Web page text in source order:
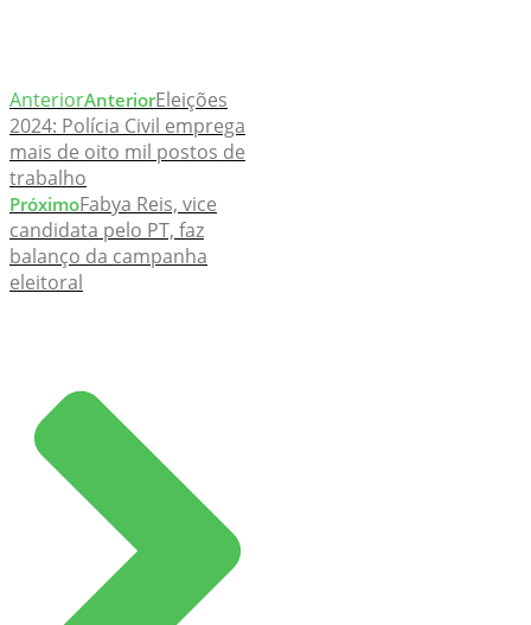
AnteriorAnteriorEleições
2024: Polícia Civil emprega
mais de oito mil postos de
trabalho
PróximoFabya Reis, vice
candidata pelo PT, faz
balanço da campanha
eleitoral